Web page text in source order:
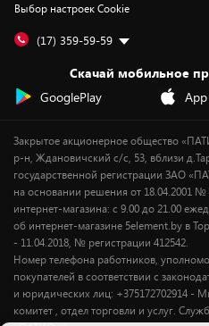
Дай пять добру!
Обработка персональных данных
Подарочные карты
Для мобильных устройств
Для компьютеров
Сервисные центры
Бонусы
Оплата частями
Новинки
Выбор настроек Cookie
(17) 359-59-59
Скачай мобильное
GooglePlay
Закрытое акционерное общество
р-н, Ждановичский с/с, 53, вблизи
государственной регистрации ЗАО
на основании решения от 18.04.2001
интернет-магазина: с 9.00 до 21.00
об интернет-магазине 5element.by в
- 11.04.2018, № регистрации 412542.
Номер телефона работников,
покупателей в соответствии с
и юридических лиц: +375172702914 -
комитет , отдел торговли и услуг.